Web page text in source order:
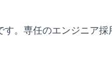
す。専任のエンジニア